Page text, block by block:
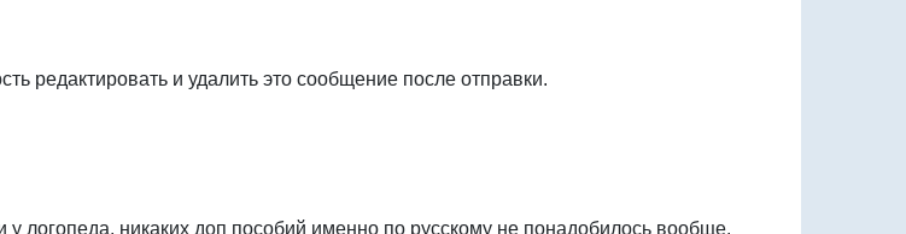
редактировать и удалить это сообщение после отправки.
логопеда, никаких доп пособий именно по русскому не понадобилось вообще.